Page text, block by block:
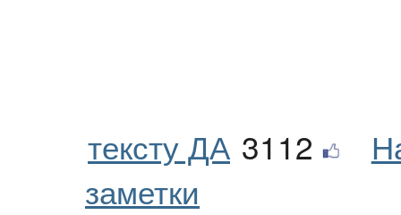
тексту ДА 3112
заметки